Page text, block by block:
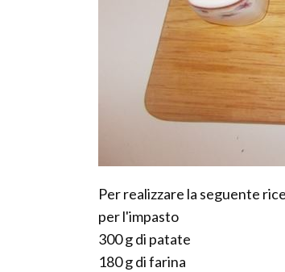
Per realizzare la seguente
per l'impasto
300 g di patate
180 g di farina